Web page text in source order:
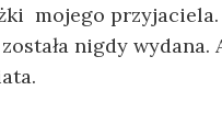
mojego
nigdy wydana.